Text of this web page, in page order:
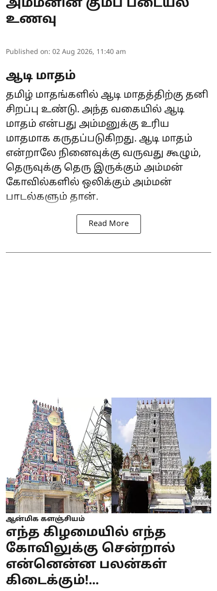
அம்மனின் கும்ப படையல்
உணவு
Published on: 02 Aug 2026, 11:40 am
ஆடி மாதம்
தமிழ் மாதங்களில் ஆடி மாதத்திற்கு தனி
சிறப்பு உண்டு. அந்த வகையில் ஆடி
மாதம் என்பது அம்மனுக்கு உரிய
மாதமாக கருதப்படுகிறது. ஆடி மாதம்
என்றாலே நினைவுக்கு வருவது கூழும்,
தெருவுக்கு தெரு இருக்கும் அம்மன்
கோவில்களில் ஒலிக்கும் அம்மன்
பாடல்களும் தான்.
Read More
ஆன்மிக களஞ்சியம்
எந்த கிழமையில் எந்த
கோவிலுக்கு சென்றால்
என்னென்ன பலன்கள்
கிடைக்கும்!...